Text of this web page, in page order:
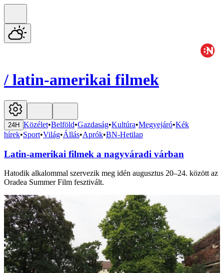
/ latin-amerikai filmek
24H Közélet•Belföld•Gazdaság•Kultúra•Megyejáró•Kék
hírek•Sport•Világ•Állás•Aprók•BN-Hetilap
Latin-amerikai filmek a nagyváradi várban
Hatodik alkalommal szervezik meg idén augusztus 20–24. között az
Oradea Summer Film fesztivált.